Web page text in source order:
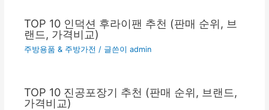
TOP 10 인덕션 후라이팬 추천 (판매 순위, 브
랜드, 가격비교)
주방용품 & 주방가전 / 글쓴이admin
TOP 10 진공포장기 추천 (판매 순위, 브랜드,
가격비교)